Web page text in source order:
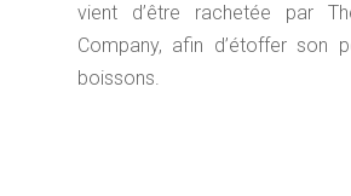
vient d’être rachetée par
Company, afin d’étoffer son
boissons.